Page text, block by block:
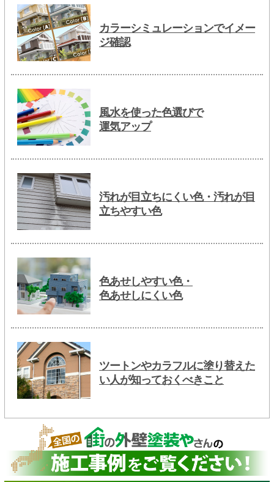
カラーシミュレーションでイメー
ジ確認
風水を使った色選びで
運気アップ
汚れが目立ちにくい色・汚れが目
立ちやすい色
色あせしやすい色・
色あせしにくい色
ツートンやカラフルに塗り替えた
い人が知っておくべきこと